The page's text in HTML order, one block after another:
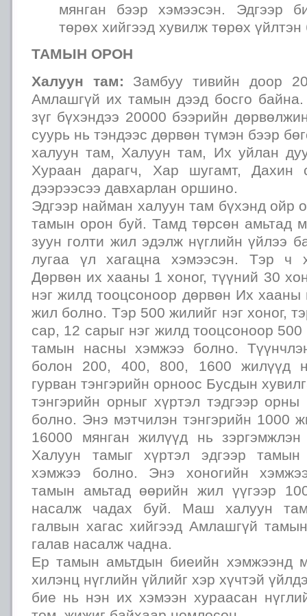
мянган бээр хэмээсэн. Эдгээр
төрөх хийгээд хувилж төрөх
ТАМЫН ОРОН
Халуун там: Замбуу тивийн доор
Амлашгүй их тамын дээд босго
зүг бүхэндээ 20000 бээрийн
суурь нь тэндээс дөрвөн түмэн бээр
халуун там, Халуун там, Их уйлан
Хураан дарагч, Хар шугамт, Дахин
дээрээсээ давхарлан оршино.
Эдгээр найман халуун там бүхэнд ойр
тамын орон буй. Тамд төрсөн амьтад
зуун голти жил эдэлж нүглийн үйлээ
лугаа үл хагацна хэмээсэн. Тэр ч
Дөрвөн их хааны 1 хоног, түүний 30
нэг жилд тооцсоноор дөрвөн Их
жил болно. Тэр 500 жилийг нэг хоног,
сар, 12 сарыг нэг жилд тооцсоноор 500
тамын насны хэмжээ болно.
болон 200, 400, 800, 1600 жилүүд
гурван тэнгэрийн орноос Бусдын
тэнгэрийн орныг хүртэл тэдгээр
болно. Энэ мэтчилэн тэнгэрийн 1000
16000 мянган жилүүд нь
Халуун тамыг хүртэл эдгээр
хэмжээ болно. Энэ хоногийн
тамын амьтад өөрийн жил үүгээр
насалж чадах буй. Маш халуун
галвын хагас хийгээд Амлашгүй
галав насалж чадна.
Ер тамын амьтдын биеийн хэмжээнд
хилэнц нүглийн үйлийг хэр хүчтэй
бие нь нэн их хэмээн хураасан